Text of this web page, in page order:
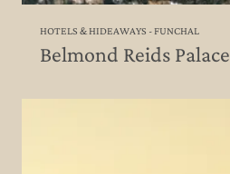
HOTELS & HIDEAWAYS - FUNCHAL
Belmond Reids Palace